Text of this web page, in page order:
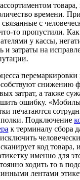
товара,
времени.
с
то пропустили.
у кассы,
и затраты на
перемаркировки
снижению
затрат, а также
ошибку.
печатаются
полки. Подключение
к терминалу сбора
код товара,
именно для
ходить то в
лентами